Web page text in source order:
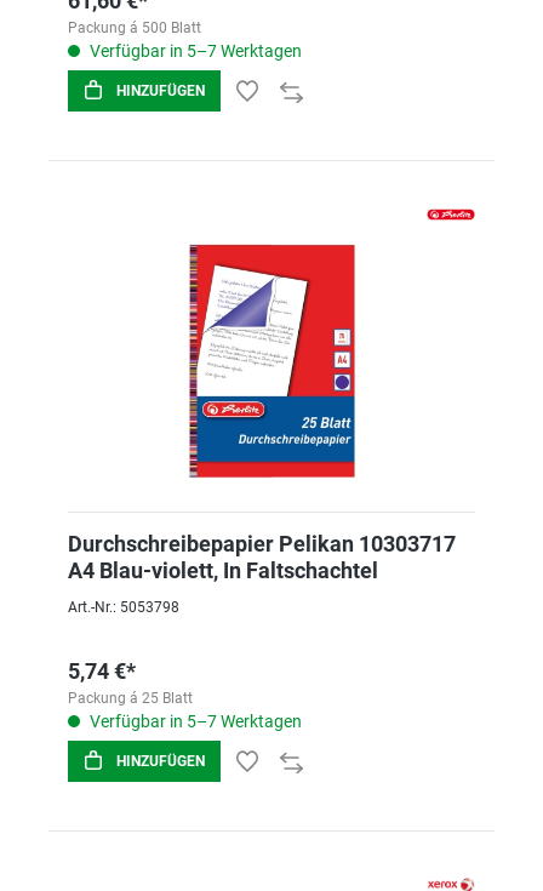
Packung á 500 Blatt
Verfügbar in 5–7 Werktagen
HINZUFÜGEN
Durchschreibepapier Pelikan 10303717
A4 Blau-violett, In Faltschachtel
Art.-Nr.: 5053798
5,74 €*
Packung á 25 Blatt
Verfügbar in 5–7 Werktagen
HINZUFÜGEN